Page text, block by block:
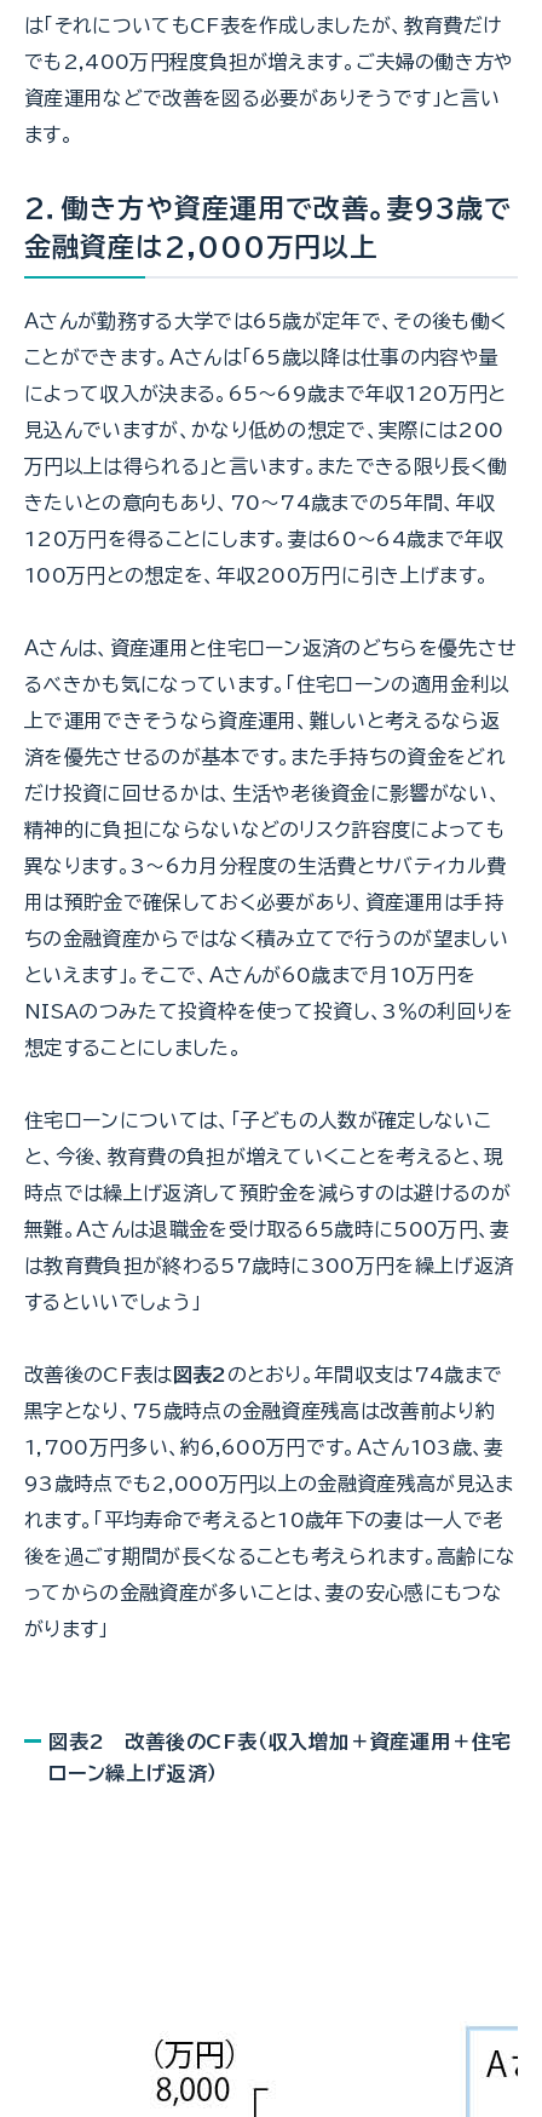
は「それについてもCF表を作成しましたが、教育費だけ
でも2,400万円程度負担が増えます。ご夫婦の働き方や
資産運用などで改善を図る必要がありそうです」と言い
ます。
2．働き方や資産運用で改善。妻93歳で
金融資産は2,000万円以上
Ａさんが勤務する大学では65歳が定年で、その後も働く
ことができます。Ａさんは「65歳以降は仕事の内容や量
によって収入が決まる。65～69歳まで年収120万円と
見込んでいますが、かなり低めの想定で、実際には200
万円以上は得られる」と言います。またできる限り長く働
きたいとの意向もあり、70～74歳までの5年間、年収
120万円を得ることにします。妻は60～64歳まで年収
100万円との想定を、年収200万円に引き上げます。
Ａさんは、資産運用と住宅ローン返済のどちらを優先させ
るべきかも気になっています。「住宅ローンの適用金利以
上で運用できそうなら資産運用、難しいと考えるなら返
済を優先させるのが基本です。また手持ちの資金をどれ
だけ投資に回せるかは、生活や老後資金に影響がない、
精神的に負担にならないなどのリスク許容度によっても
異なります。3～6カ月分程度の生活費とサバティカル費
用は預貯金で確保しておく必要があり、資産運用は手持
ちの金融資産からではなく積み立てで行うのが望ましい
といえます」。そこで、Ａさんが60歳まで月10万円を
NISAのつみたて投資枠を使って投資し、3％の利回りを
想定することにしました。
住宅ローンについては、「子どもの人数が確定しないこ
と、今後、教育費の負担が増えていくことを考えると、現
時点では繰上げ返済して預貯金を減らすのは避けるのが
無難。Ａさんは退職金を受け取る65歳時に500万円、妻
は教育費負担が終わる57歳時に300万円を繰上げ返済
するといいでしょう」
改善後のCF表は図表2のとおり。年間収支は74歳まで
黒字となり、75歳時点の金融資産残高は改善前より約
1,700万円多い、約6,600万円です。Ａさん103歳、妻
93歳時点でも2,000万円以上の金融資産残高が見込ま
れます。「平均寿命で考えると10歳年下の妻は一人で老
後を過ごす期間が長くなることも考えられます。高齢にな
ってからの金融資産が多いことは、妻の安心感にもつな
がります」
図表2 改善後のCF表（収入増加＋資産運用＋住宅
ローン繰上げ返済）